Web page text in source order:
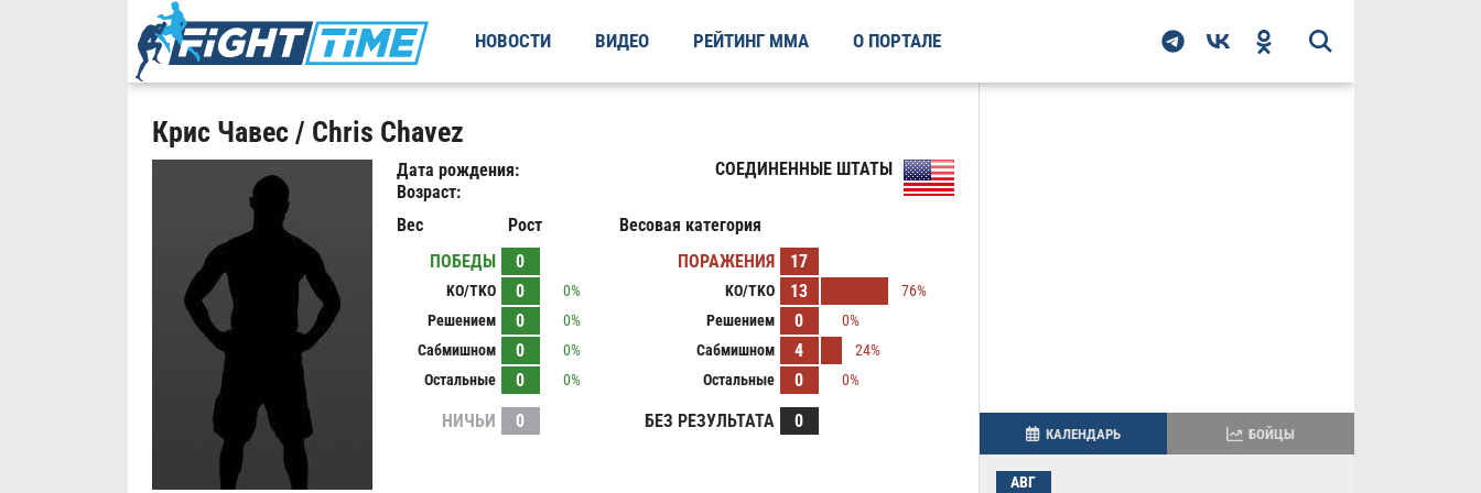
НОВОСТИ ВИДЕО РЕЙТИНГ ММА О ПОРТАЛЕ
Крис Чавес / Chris Chavez
Дата рождения:
Возраст:
СОЕДИНЕННЫЕ ШТАТЫ
Вес Рост
Весовая категория
ПОБЕДЫ
0
KO/TKO 0
0%
Решением
0
0%
Сабмишном
0
0%
Остальные
0 0%
ПОРАЖЕНИЯ 17
KO/TKO 13
76%
Решением
0
0%
Сабмишном
4
24%
Остальные
0 0%
НИЧЬИ 0 БЕЗ РЕЗУЛЬТАТА 0
КАЛЕНДАРЬ БОЙЦЫ
АВГ